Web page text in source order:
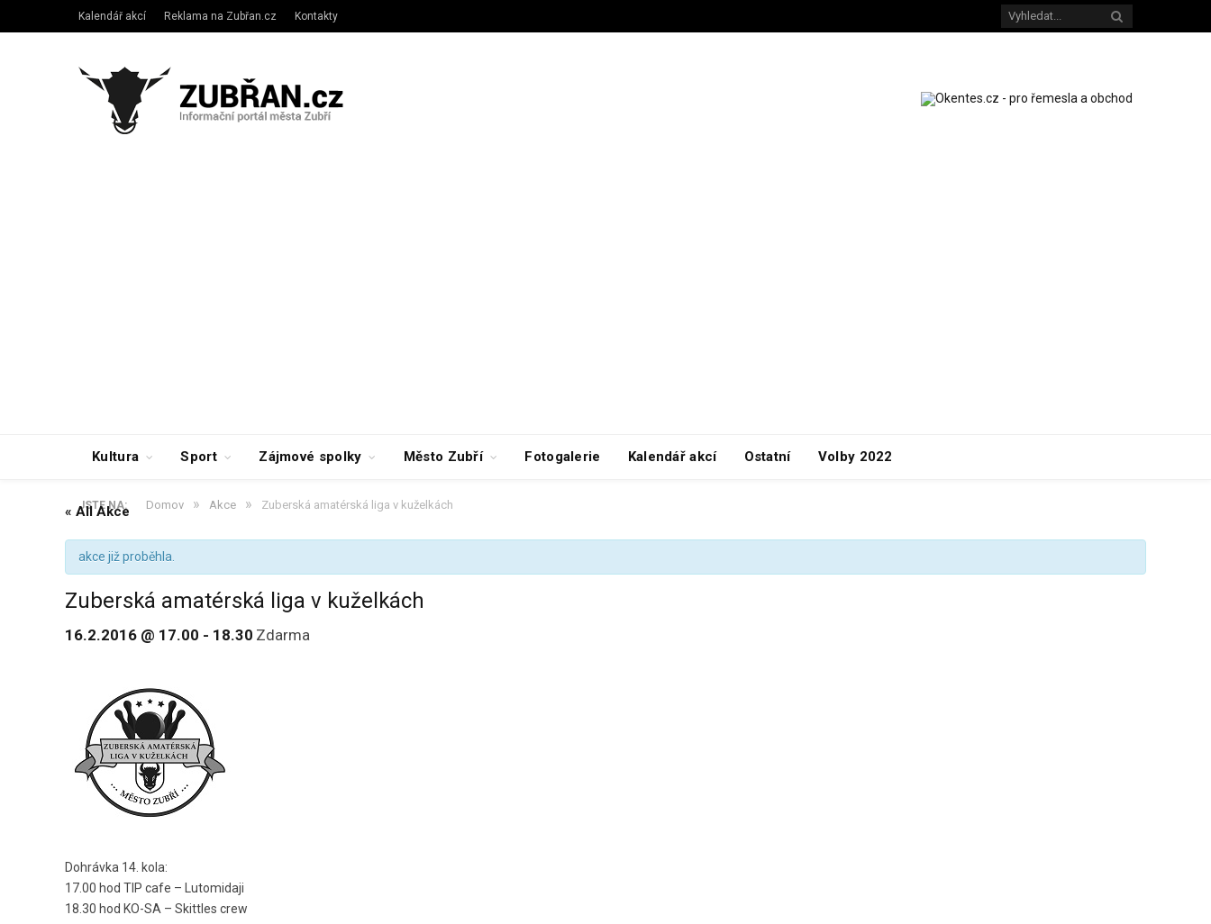
Kalendář akcí Reklama na Zubřan.cz Kontakty
Kultura Sport Zájmové spolky Město Zubří Fotogalerie Kalendář akcí Ostatní Volby 2022
JSTE NA: Domov » Akce » Zuberská amatérská liga v kuželkách
« All Akce
akce již proběhla.
Zuberská amatérská liga v kuželkách
16.2.2016 @ 17.00 - 18.30 Zdarma
Dohrávka 14. kola:
17.00 hod TIP cafe – Lutomidaji
18.30 hod KO-SA – Skittles crew